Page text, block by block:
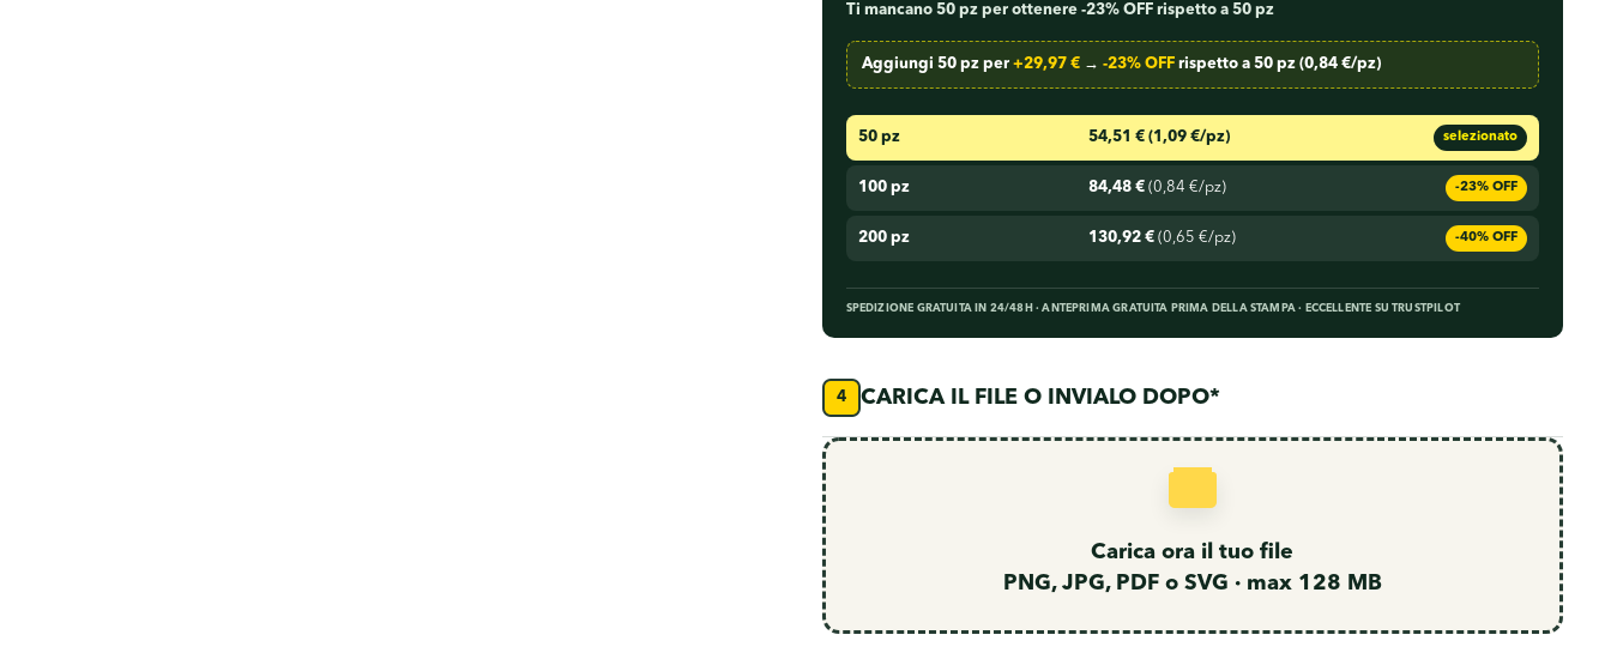
Ti mancano 50 pz per ottenere -23% OFF rispetto a 50 pz
Aggiungi 50 pz per +29,97 €→ -23% OFFrispetto a 50 pz (0,84 €/pz)
50 pz 54,51 €(1,09 €/pz) selezionato
100 pz 84,48 €(0,84 €/pz) -23% OFF
200 pz 130,92 €(0,65 €/pz) -40% OFF
SPEDIZIONE GRATUITA IN 24/48H · ANTEPRIMA GRATUITA PRIMA DELLA STAMPA · ECCELLENTE SU TRUSTPILOT
CARICA IL FILE O INVIALO DOPO*